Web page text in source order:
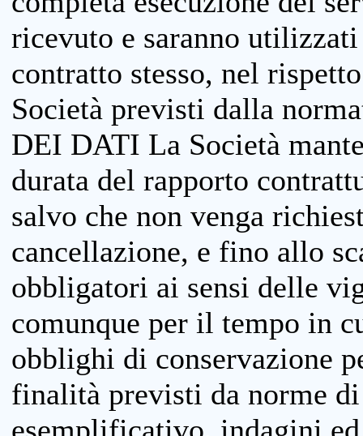
ricevuto e saranno
contratto stesso, nel
Società previsti dalla
DEI DATI La Società
durata del rapporto
salvo che non venga
cancellazione, e fino allo
obbligatori ai sensi delle
comunque per il tempo in
obblighi di conservazione
finalità previsti da norme
esemplificativo, indagini